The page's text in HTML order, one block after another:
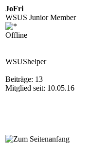
JoFri
WSUS Junior Member
Offline
WSUShelper
Beiträge: 13
Mitglied seit: 10.05.16